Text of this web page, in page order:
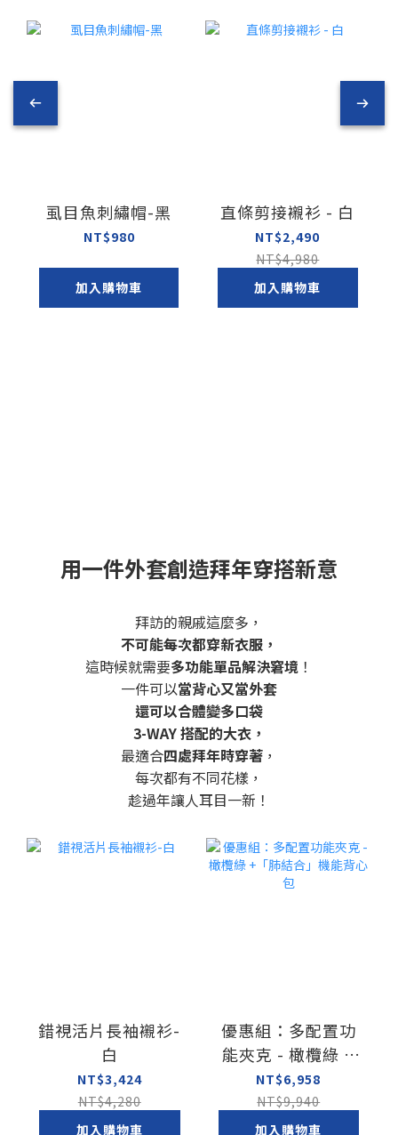
虱目魚刺繡帽-黑
NT$980
加入購物車
直條剪接襯衫 - 白
NT$2,490
NT$4,980
加入購物車
用一件外套創造拜年穿搭新意
拜訪的親戚這麼多，
不可能每次都穿新衣服，
這時候就需要多功能單品解決窘境 ！
一件可以當背心又當外套
還可以合體變多口袋
3-WAY 搭配的大衣，
最適合四處拜年時穿著 ，
每次都有不同花樣，
趁過年讓人耳目一新！
錯視活片長袖襯衫-
白
NT$3,424
NT$4,280
加入購物車
優惠組：多配置功
能夾克 - 橄欖綠 +
「肺結合」機能背
心包
NT$6,958
NT$9,940
加入購物車